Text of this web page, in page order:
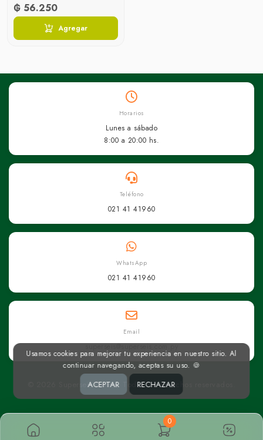
₲ 56.250
Agregar
0
Horarios
Lunes a sábado
8:00 a 20:00 hs.
Teléfono
021 41 41960
WhatsApp
021 41 41960
Email
superseis@superseis.com.py
© 2026 Superseis Online. Todos los derechos reservados.
Usamos cookies para mejorar tu experiencia en nuestro sitio. Al
continuar navegando, aceptas su uso. 🍪
ACEPTAR RECHAZAR